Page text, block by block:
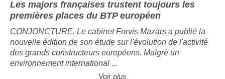
Les majors françaises trustent toujours les
premières places du BTP européen
CONJONCTURE. Le cabinet Forvis Mazars a publié la
nouvelle édition de son étude sur l'évolution de l'activité
des grands constructeurs européens. Malgré un